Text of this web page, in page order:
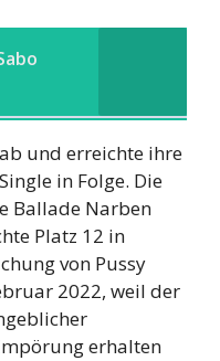
und erreichte ihre
in Folge. Die
Ballade Narben
Platz 12 in
von Pussy
2022, weil der
erhalten